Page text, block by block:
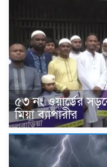
৫৩ নং ওয়ার্ডের
মিয়া ব্যাপারীর